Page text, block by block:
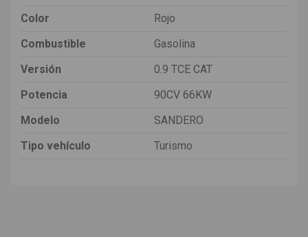
Color
Rojo
Combustible
Gasolina
Versión
0.9 TCE CAT
Potencia
90CV 66KW
Modelo
SANDERO
Tipo vehículo
Turismo